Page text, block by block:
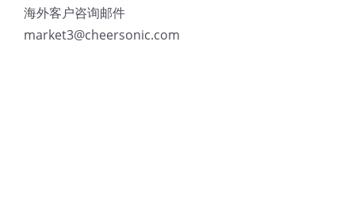
海外客户咨询邮件
market3@cheersonic.com